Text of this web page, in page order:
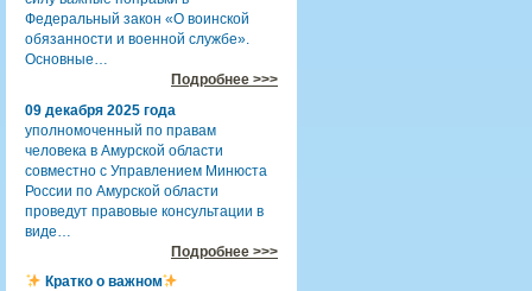
Федеральный закон «О воинской
обязанности и военной службе».
Основные…
Подробнее >>>
09 декабря 2025 года
уполномоченный по правам
человека в Амурской области
совместно с Управлением Минюста
России по Амурской области
проведут правовые консультации в
виде…
Подробнее >>>
Кратко о важном